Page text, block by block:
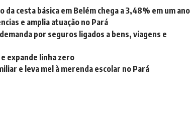
cesta básica em Belém chega a 3,48% em um ano
e amplia atuação no Pará
por seguros ligados a bens, viagens e
expande linha zero
e leva mel à merenda escolar no Pará